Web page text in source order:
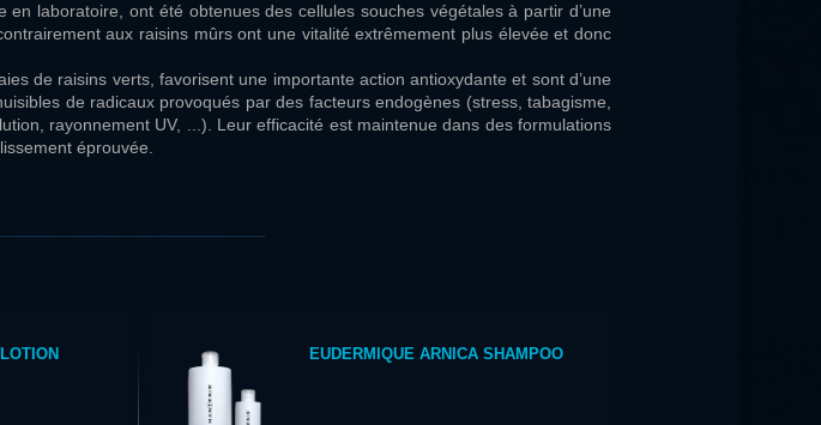
laboratoire, ont été obtenues des cellules souches végétales à partir d’une
aux raisins mûrs ont une vitalité extrêmement plus élevée et donc
de raisins verts, favorisent une importante action antioxydante et sont d’une
de radicaux provoqués par des facteurs endogènes (stress, tabagisme,
rayonnement UV, ...). Leur efficacité est maintenue dans des formulations
éprouvée.
EUDERMIQUE ARNICA SHAMPOO